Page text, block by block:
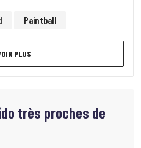
Paintball
PLUS
très proches de